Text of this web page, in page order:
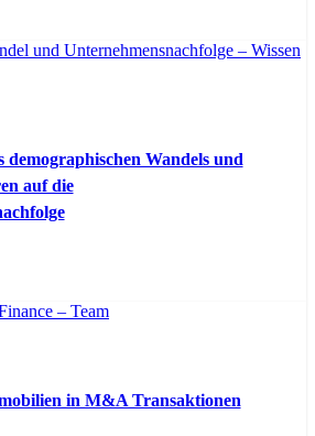
demographischen Wandels und
auf die
in M&A Transaktionen